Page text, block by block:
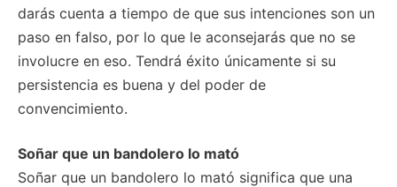
darás cuenta a tiempo de que sus intenciones son un
paso en falso, por lo que le aconsejarás que no se
involucre en eso. Tendrá éxito únicamente si su
persistencia es buena y del poder de
convencimiento.
Soñar que un bandolero lo mató
Soñar que un bandolero lo mató significa que una